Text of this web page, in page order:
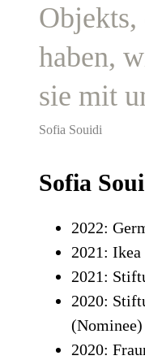
Objekts,
haben,
sie mit
Sofia Souidi
Sofia
2022:
2021:
2021:
2020:
(Nominee)
2020: